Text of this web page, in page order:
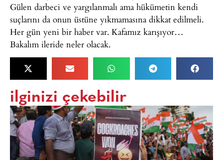
Gülen darbeci ve yargılanmalı ama hükümetin kendi
suçlarını da onun üstüne yıkmamasına dikkat edilmeli.
Her gün yeni bir haber var. Kafamız karışıyor…
Bakalım ileride neler olacak.
ilginizi çekebilir